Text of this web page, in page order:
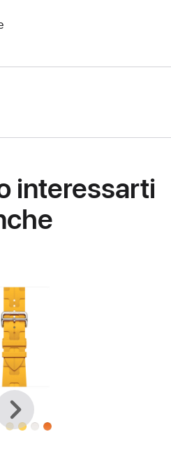
interessarti